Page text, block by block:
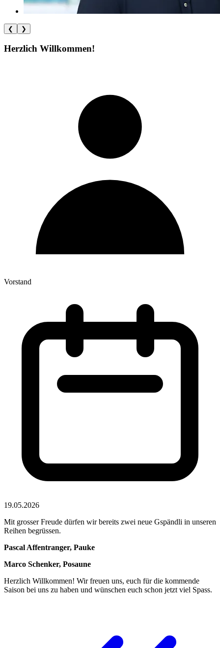
❮ ❯
Herzlich Willkommen!
Vorstand
19.05.2026
Mit grosser Freude dürfen wir bereits zwei neue Gspändli in unseren
Reihen begrüssen.
Pascal Affentranger, Pauke
Marco Schenker, Posaune
Herzlich Willkommen! Wir freuen uns, euch für die kommende
Saison bei uns zu haben und wünschen euch schon jetzt viel Spass.